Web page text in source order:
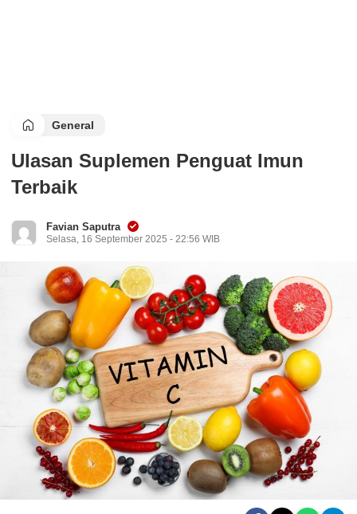
General
Ulasan Suplemen Penguat Imun
Terbaik
Favian Saputra
Selasa, 16 September 2025 - 22:56 WIB